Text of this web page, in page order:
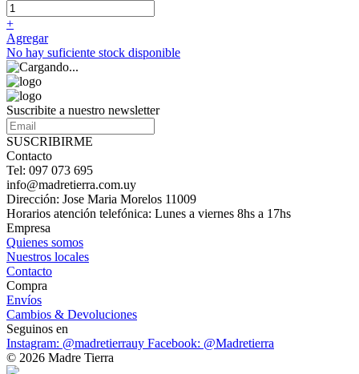
+
Agregar
No hay suficiente stock disponible
Suscribite a nuestro newsletter
SUSCRIBIRME
Contacto
Tel: 097 073 695
info@madretierra.com.uy
Dirección: Jose Maria Morelos 11009
Horarios atención telefónica: Lunes a viernes 8hs a 17hs
Empresa
Quienes somos
Nuestros locales
Contacto
Compra
Envíos
Cambios & Devoluciones
Seguinos en
Instagram: @madretierrauy Facebook: @Madretierra
© 2026 Madre Tierra